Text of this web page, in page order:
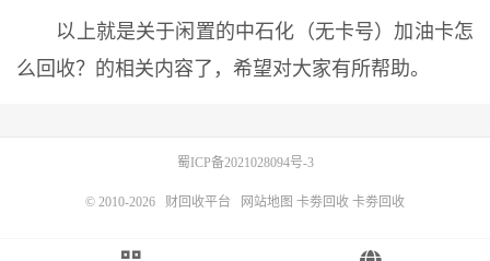
以上就是关于闲置的中石化（无卡号）加油卡怎
么回收？的相关内容了，希望对大家有所帮助。
蜀ICP备2021028094号-3
© 2010-2026 财回收平台 网站地图 卡劵回收 卡劵回收